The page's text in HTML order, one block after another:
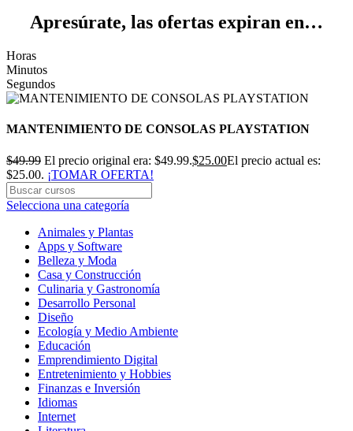
Apresúrate, las ofertas expiran en…
Horas
Minutos
Segundos
MANTENIMIENTO DE CONSOLAS PLAYSTATION
$49.99 El precio original era: $49.99.$25.00El precio actual es:
$25.00. ¡TOMAR OFERTA!
Selecciona una categoría
Animales y Plantas
Apps y Software
Belleza y Moda
Casa y Construcción
Culinaria y Gastronomía
Desarrollo Personal
Diseño
Ecología y Medio Ambiente
Educación
Emprendimiento Digital
Entretenimiento y Hobbies
Finanzas e Inversión
Idiomas
Internet